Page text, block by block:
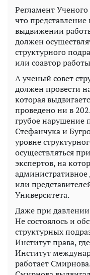
Регламент
что
выдвижении
должен
структурного
или соавтор
А ученый совет
должен провести
которая
проведено ни в
грубое нарушение
Стефанчука и
уровне
осуществляться
экспертов, на
административное
или
Университета.
Даже при
Не состоялось и
структурных
Институт права,
Институт
работает